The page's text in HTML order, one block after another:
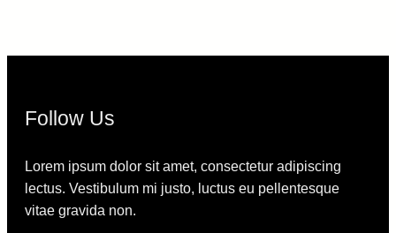
Follow Us
Lorem ipsum dolor sit amet, consectetur adipiscing
lectus. Vestibulum mi justo, luctus eu pellentesque
vitae gravida non.